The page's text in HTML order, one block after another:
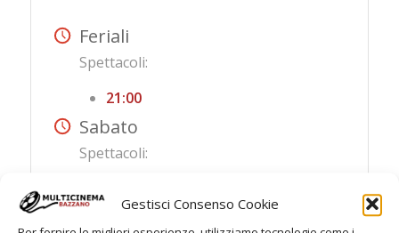
Gestisci Consenso Cookie
Feriali
Spettacoli:
21:00
Sabato
Spettacoli:
21:00